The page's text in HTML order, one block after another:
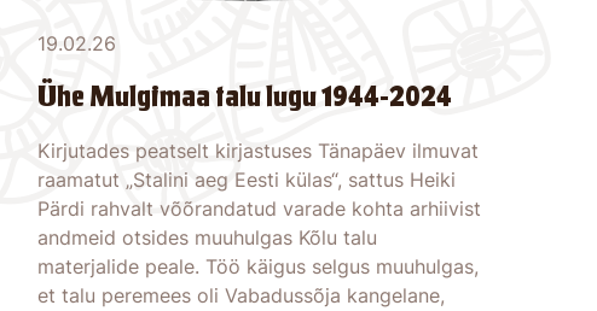
19.02.26
Ühe Mulgimaa talu lugu 1944-2024
Kirjutades peatselt kirjastuses Tänapäev ilmuvat
raamatut „Stalini aeg Eesti külas“, sattus Heiki
Pärdi rahvalt võõrandatud varade kohta arhiivist
andmeid otsides muuhulgas Kõlu talu
materjalide peale. Töö käigus selgus muuhulgas,
et talu peremees oli Vabadussõja kangelane,